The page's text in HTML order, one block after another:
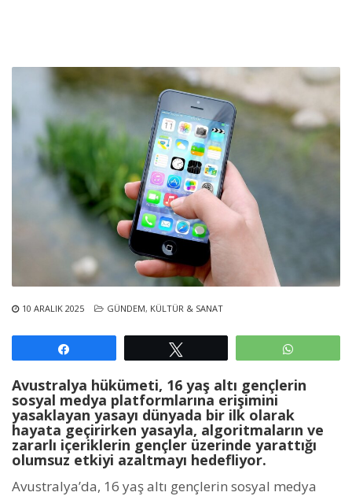
10 ARALIK 2025 GÜNDEM, KÜLTÜR & SANAT
Avustralya hükümeti, 16 yaş altı gençlerin
sosyal medya platformlarına erişimini
yasaklayan yasayı dünyada bir ilk olarak
hayata geçirirken yasayla, algoritmaların ve
zararlı içeriklerin gençler üzerinde yarattığı
olumsuz etkiyi azaltmayı hedefliyor.
Avustralya’da, 16 yaş altı gençlerin sosyal medya